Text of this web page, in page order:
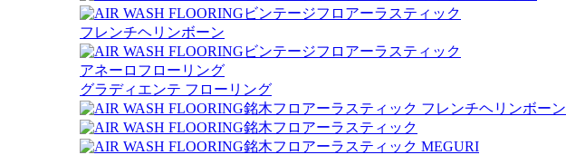
ビンテージフロアーラスティック
フレンチヘリンボーン
ビンテージフロアーラスティック
アネーロフローリング
グラディエンテ フローリング
銘木フロアーラスティック フレンチヘリンボーン
銘木フロアーラスティック
銘木フロアーラスティック MEGURI